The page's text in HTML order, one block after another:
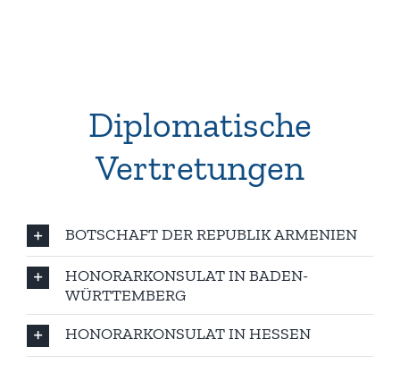
Diplomatische
Vertretungen
BOTSCHAFT DER REPUBLIK ARMENIEN
HONORARKONSULAT IN BADEN-
WÜRTTEMBERG
HONORARKONSULAT IN HESSEN